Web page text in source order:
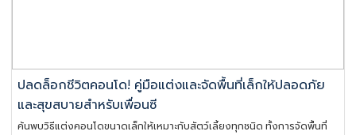
ปลดล็อกชีวิตคอนโด! คู่มือแต่งและจัดพื้นที่เล็กให้ปลอดภัย
และสุขสบายสำหรับเพื่อนซี
ค้นพบวิธีแต่งคอนโดขนาดเล็กให้เหมาะกับสัตว์เลี้ยงทุกชนิด ทั้งการจัดพื้นที่